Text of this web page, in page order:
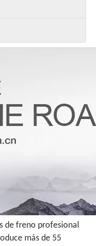
de freno profesional
más de 55